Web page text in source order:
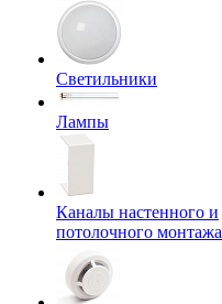
Светильники
Лампы
Каналы настенного и
потолочного монтажа